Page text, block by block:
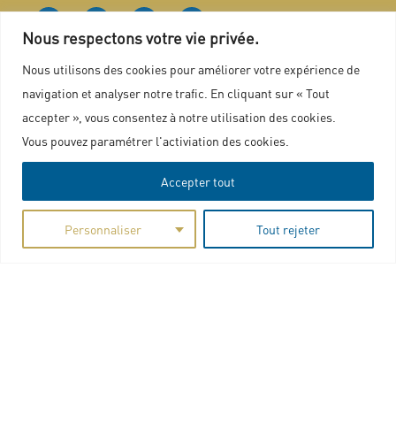
Nous respectons votre vie privée.
Nous utilisons des cookies pour améliorer votre expérience de
navigation et analyser notre trafic. En cliquant sur « Tout
accepter », vous consentez à notre utilisation des cookies.
Vous pouvez paramétrer l'activiation des cookies.
Personnaliser Tout rejeter
Accepter tout
Nous contacter
Plan du site
Marchés publics